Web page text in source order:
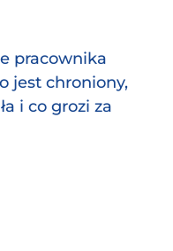
pracownika
jest chroniony,
i co grozi za